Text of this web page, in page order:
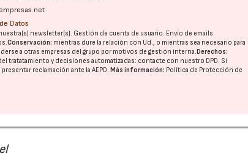
Datos
newsletter(s). Gestión de cuenta de usuario. Envío de emails
Conservación: mientras dure la relación con Ud., o mientras sea necesario para
a otras empresas del grupo por motivos de gestión interna. Derechos:
tratatamiento y decisiones automatizadas: contacte con nuestro DPD. Si
presentar reclamación ante laAEPD. Más información: Política de Protección de